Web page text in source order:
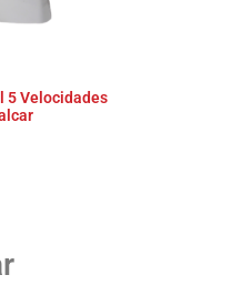
5 Velocidades